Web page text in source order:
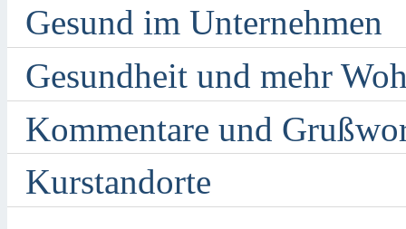
Gesund im Unternehmen
Gesundheit und mehr
Kommentare und
Kurstandorte